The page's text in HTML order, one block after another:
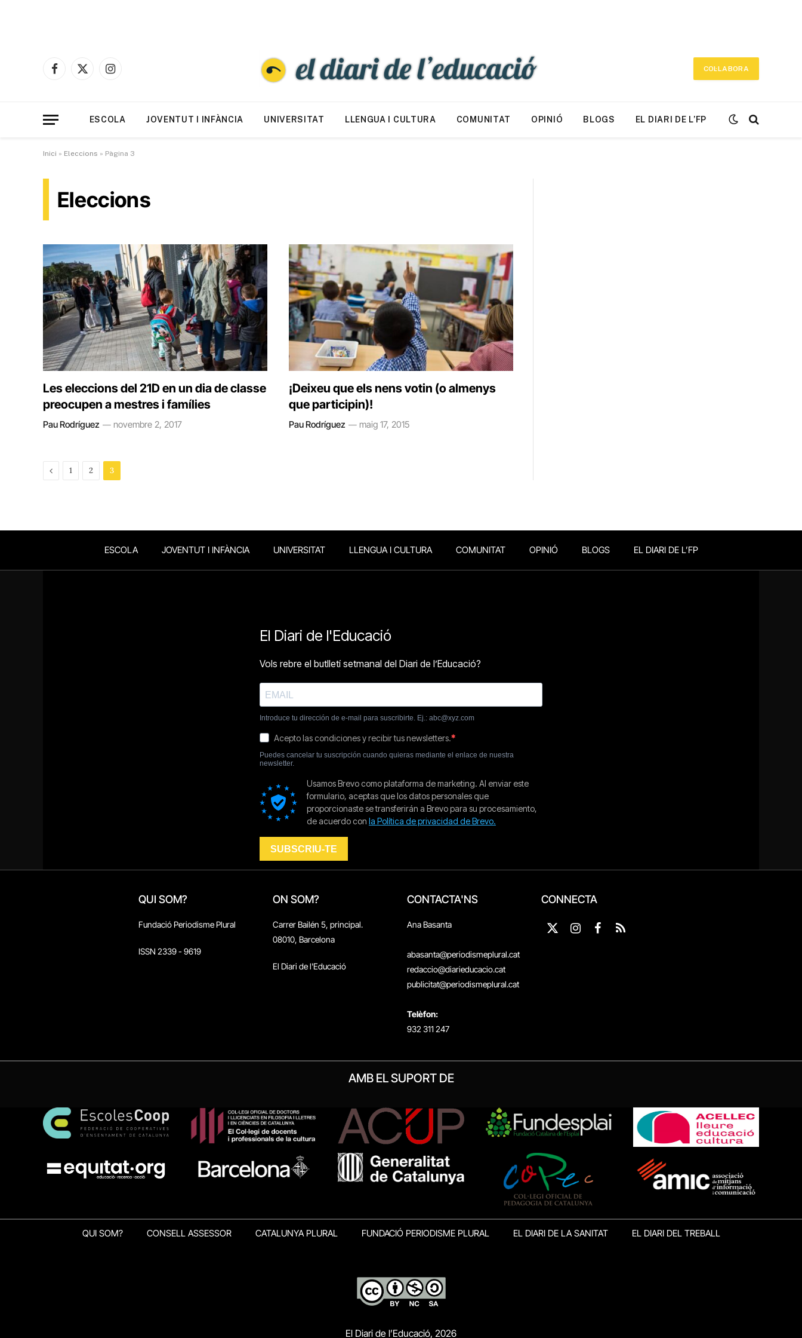
Facebook
X
Instagram
COL·LABORA
ESCOLA JOVENTUT I INFÀNCIA UNIVERSITAT LLENGUA I CULTURA COMUNITAT OPINIÓ BLOGS EL DIARI DE L’FP
Inici » Eleccions » Pàgina 3
Eleccions
Les eleccions del 21D en un dia de classe
preocupen a mestres i famílies
Pau Rodríguez novembre 2, 2017
¡Deixeu que els nens votin (o almenys
que participin)!
Pau Rodríguez maig 17, 2015
Previous
1 2 3
ESCOLA JOVENTUT I INFÀNCIA UNIVERSITAT LLENGUA I CULTURA COMUNITAT OPINIÓ BLOGS EL DIARI DE L’FP
QUI SOM?
Fundació Periodisme Plural
ISSN 2339 - 9619
ON SOM?
Carrer Bailén 5, principal.
08010, Barcelona
El Diari de l'Educació
CONTACTA'NS
Ana Basanta
abasanta@periodismeplural.cat
redaccio@diarieducacio.cat
publicitat@periodismeplural.cat
Telèfon:
932 311 247
CONNECTA
X
Instagram
Facebook
RSS
AMB EL SUPORT DE
QUI SOM? CONSELL ASSESSOR CATALUNYA PLURAL FUNDACIÓ PERIODISME PLURAL EL DIARI DE LA SANITAT EL DIARI DEL TREBALL
El Diari de l’Educació, 2026